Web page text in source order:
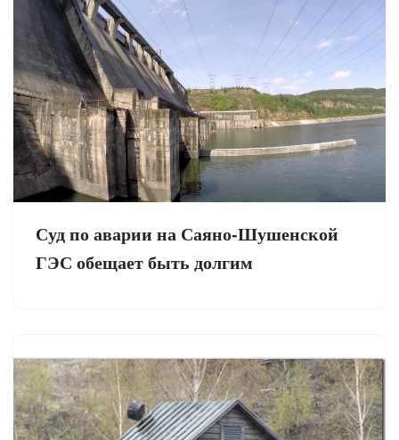
Суд по аварии на Саяно-Шушенской
ГЭС обещает быть долгим